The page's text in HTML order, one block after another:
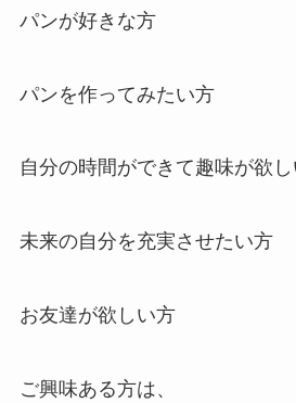
パンが好きな方
パンを作ってみたい方
自分の時間ができて趣味が欲
未来の自分を充実させたい方
お友達が欲しい方
ご興味ある方は、